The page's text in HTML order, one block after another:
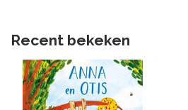
Recent bekeken